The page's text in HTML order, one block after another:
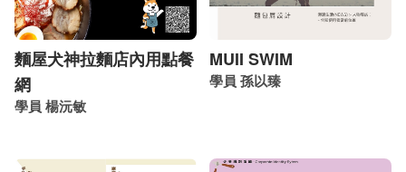
麵屋犬神拉麵店內用點餐
網
學員 楊沅敏
MUII SWIM
學員 孫以臻